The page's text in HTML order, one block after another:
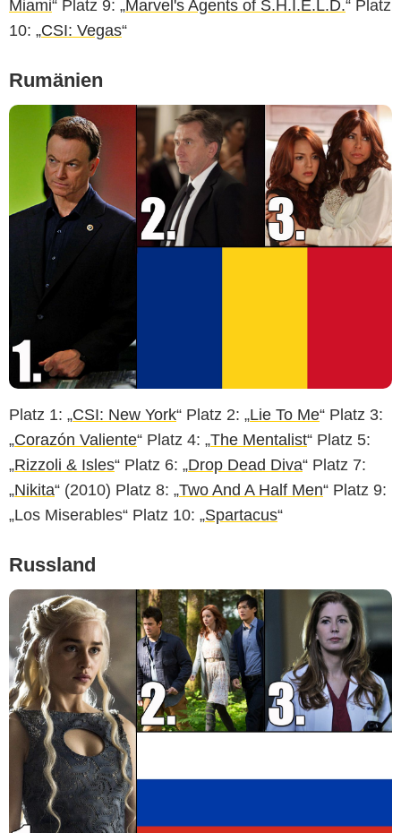
Miami“ Platz 9: „Marvel's Agents of S.H.I.E.L.D.“ Platz
10: „CSI: Vegas“
Rumänien
Platz 1: „CSI: New York“ Platz 2: „Lie To Me“ Platz 3:
„Corazón Valiente“ Platz 4: „The Mentalist“ Platz 5:
„Rizzoli & Isles“ Platz 6: „Drop Dead Diva“ Platz 7:
„Nikita“ (2010) Platz 8: „Two And A Half Men“ Platz 9:
„Los Miserables“ Platz 10: „Spartacus“
Russland